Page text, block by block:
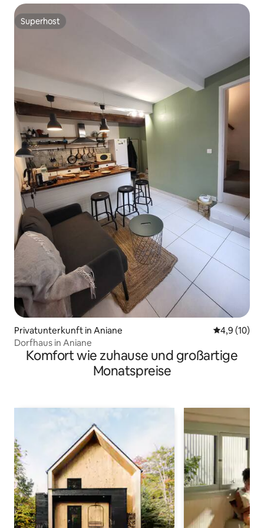
Superhost
Superhost
Privatunterkunft in Aniane
4,9 (10)
Dorfhaus in Aniane
Komfort wie zuhause und großartige
Monatspreise